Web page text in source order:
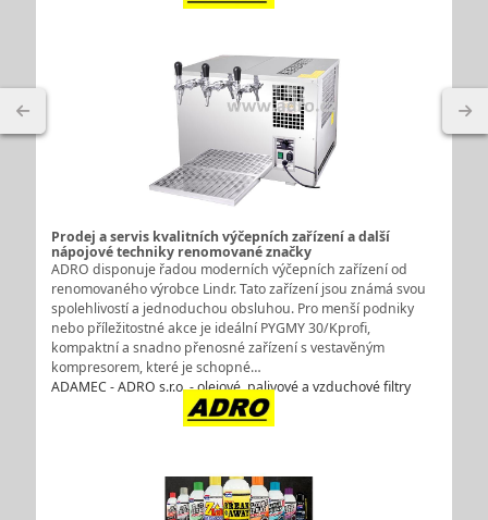
Prodej a servis kvalitních výčepních zařízení a další
nápojové techniky renomované značky
ADRO disponuje řadou moderních výčepních zařízení od
renomovaného výrobce Lindr. Tato zařízení jsou známá svou
spolehlivostí a jednoduchou obsluhou. Pro menší podniky
nebo příležitostné akce je ideální PYGMY 30/Kprofi,
kompaktní a snadno přenosné zařízení s vestavěným
kompresorem, které je schopné…
ADAMEC - ADRO s.r.o. - olejové, palivové a vzduchové filtry